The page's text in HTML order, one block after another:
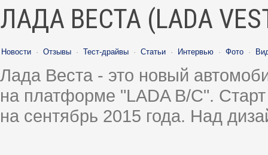
ЛАДА ВЕСТА (LADA
Новости · Отзывы · Тест-драйвы · Статьи · Интервью · Фото ·
Лада Веста - это новый
на платформе "LADA B/C".
на сентябрь 2015 года. Над